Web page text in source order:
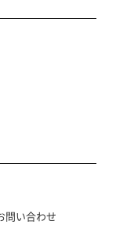
問い合わせ